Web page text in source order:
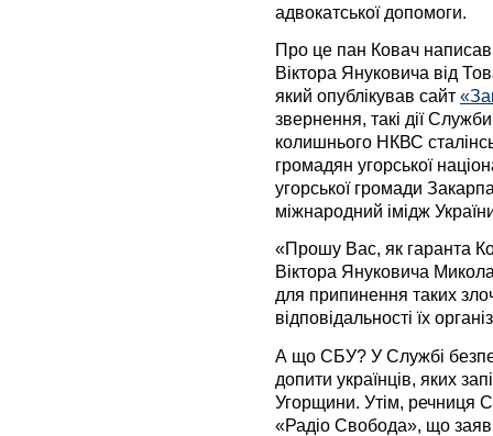
адвокатської допомоги.
Про це пан Ковач написав
Віктора Януковича від
який опублікував сайт
звернення, такі дії
колишнього НКВС
громадян угорської
угорської громади
міжнародний імідж
«Прошу Вас, як гаранта
Віктора Януковича
для припинення таких
відповідальності їх
А що СБУ? У Службі
допити українців, яких
Угорщини. Утім, речниця
«Радіо Свобода», що